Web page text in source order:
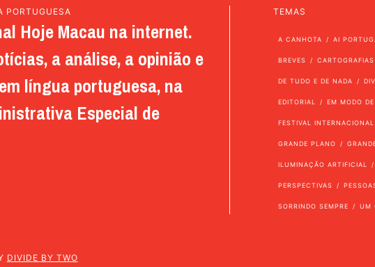
PORTUGUESA
Hoje Macau na internet.
a análise, a opinião e
língua portuguesa, na
Especial de
TEMAS
A CANHOTA AI
BREVES CARTOGRAFIAS
DE TUDO E DE NADA
EDITORIAL EM MODO
FESTIVAL
GRANDE PLANO
ILUMINAÇÃO ARTIFICIAL
PERSPECTIVAS
SORRINDO SEMPRE UM
DIVIDE BY TWO